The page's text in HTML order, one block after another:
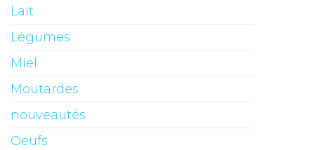
Lait
Légumes
Miel
Moutardes
nouveautés
Oeufs